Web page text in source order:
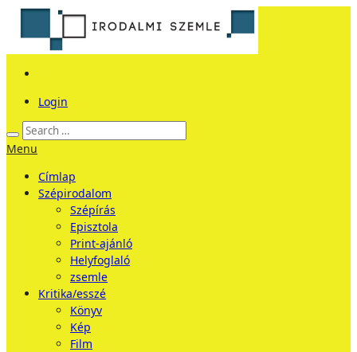
Login
Menu
Címlap
Szépirodalom
Szépírás
Episztola
Print-ajánló
Helyfoglaló
zsemle
Kritika/esszé
Könyv
Kép
Film